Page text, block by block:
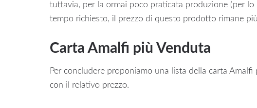
tuttavia, per la ormai poco praticata produzione (per
tempo richiesto, il prezzo di questo prodotto rimane
Carta Amalfi più Venduta
Per concludere proponiamo una lista della carta
con il relativo prezzo.